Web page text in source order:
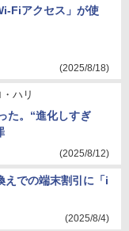
Fiアクセス」が使
(2025/8/18)
ハリ
た。“進化しすぎ
(2025/8/12)
えでの端末割引に「i
(2025/8/4)